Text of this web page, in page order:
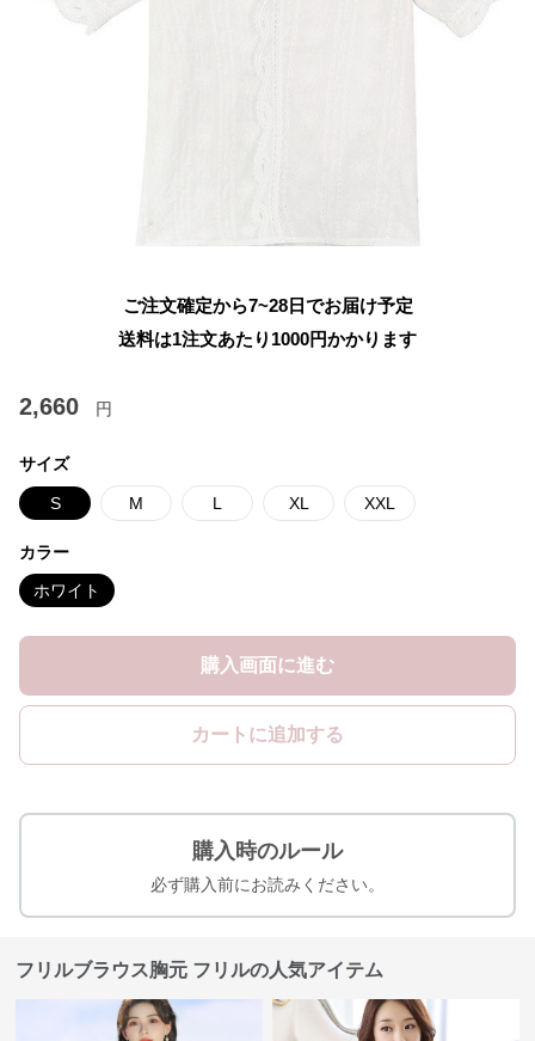
ご注文確定から7~28日でお届け予定
送料は1注文あたり 1000円かかります
2,660 円
サイズ
S M L XL XXL
カラー
ホワイト
購入画面に進む
カートに追加する
購入時のルール
必ず購入前にお読みください。
フリルブラウス胸元 フリルの人気アイテム